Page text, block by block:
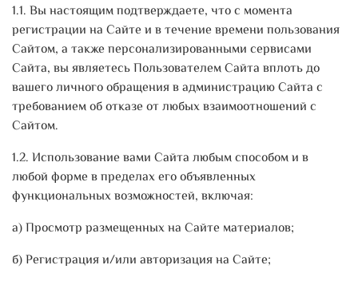
1.1. Вы настоящим подтверждаете, что с момента
регистрации на Сайте и в течение времени пользования
Сайтом, а также персонализированными сервисами
Сайта, вы являетесь Пользователем Сайта вплоть до
вашего личного обращения в администрацию Сайта с
требованием об отказе от любых взаимоотношений с
Сайтом.
1.2. Использование вами Сайта любым способом и в
любой форме в пределах его объявленных
функциональных возможностей, включая:
а) Просмотр размещенных на Сайте материалов;
б) Регистрация и/или авторизация на Сайте;